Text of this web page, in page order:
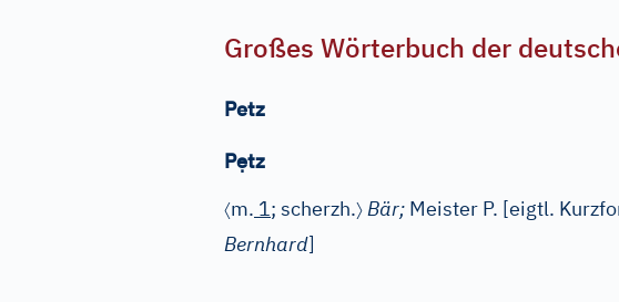
Großes Wörterbuch der
Petz
Pẹtz
〈m. 1; scherzh.〉Bär; Meister P. [eigtl.
Bernhard]